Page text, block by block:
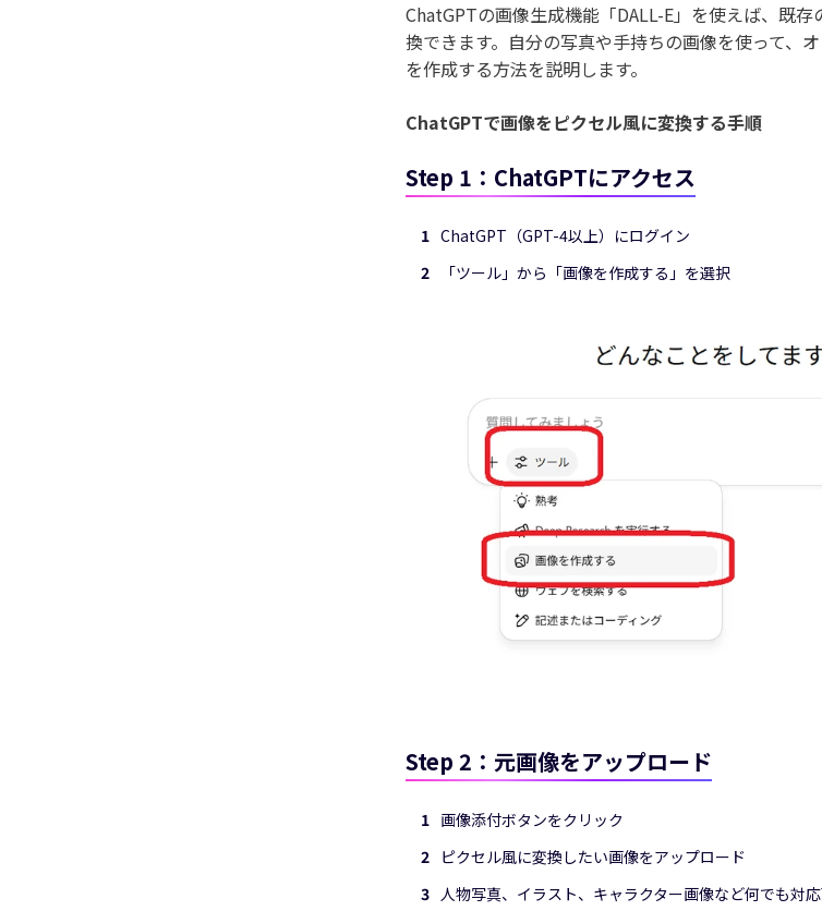
ChatGPTの画像生成機能「DALL-E」を使えば、既
換できます。自分の写真や手持ちの画像を使って、
を作成する方法を説明します。
ChatGPTで画像をピクセル風に変換する手順
Step 1：ChatGPTにアクセス
ChatGPT（GPT-4以上）にログイン
「ツール」から「画像を作成する」を選択
Step 2：元画像をアップロード
画像添付ボタンをクリック
ピクセル風に変換したい画像をアップロード
人物写真、イラスト、キャラクター画像など何でも対